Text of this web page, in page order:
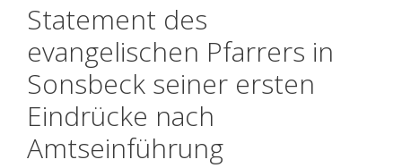
Statement des
evangelischen Pfarrers in
Sonsbeck seiner ersten
Eindrücke nach
Amtseinführung